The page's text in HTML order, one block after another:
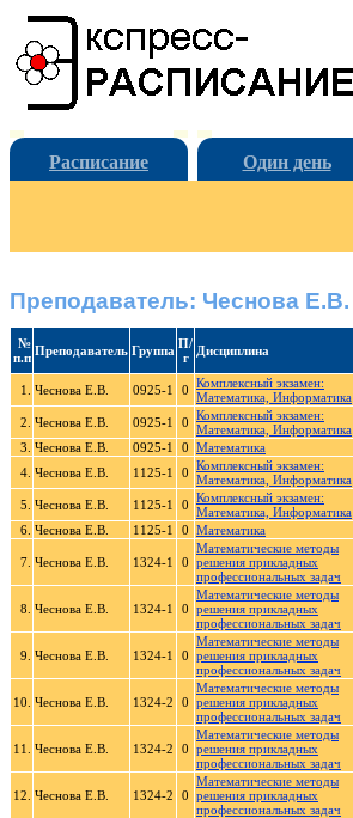
Расписание Один день
Преподаватель: Чеснова Е.В.
№
п.п Преподаватель Группа П/
г
Дисциплина
1. Чеснова Е.В. 0925-1 0 Комплексный экзамен:
Математика, Информатика
2. Чеснова Е.В. 0925-1 0 Комплексный экзамен:
Математика, Информатика
3. Чеснова Е.В. 0925-1 0 Математика
4. Чеснова Е.В. 1125-1 0 Комплексный экзамен:
Математика, Информатика
5. Чеснова Е.В. 1125-1 0 Комплексный экзамен:
Математика, Информатика
6. Чеснова Е.В. 1125-1 0 Математика
7. Чеснова Е.В. 1324-1 0
Математические методы
решения прикладных
профессиональных задач
8. Чеснова Е.В. 1324-1 0
Математические методы
решения прикладных
профессиональных задач
9. Чеснова Е.В. 1324-1 0
Математические методы
решения прикладных
профессиональных задач
10. Чеснова Е.В. 1324-2 0
Математические методы
решения прикладных
профессиональных задач
11. Чеснова Е.В. 1324-2 0
Математические методы
решения прикладных
профессиональных задач
12. Чеснова Е.В. 1324-2 0
Математические методы
решения прикладных
профессиональных задач